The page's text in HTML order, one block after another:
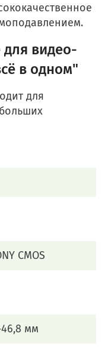
видео-
в одном"
для
CMOS
мм